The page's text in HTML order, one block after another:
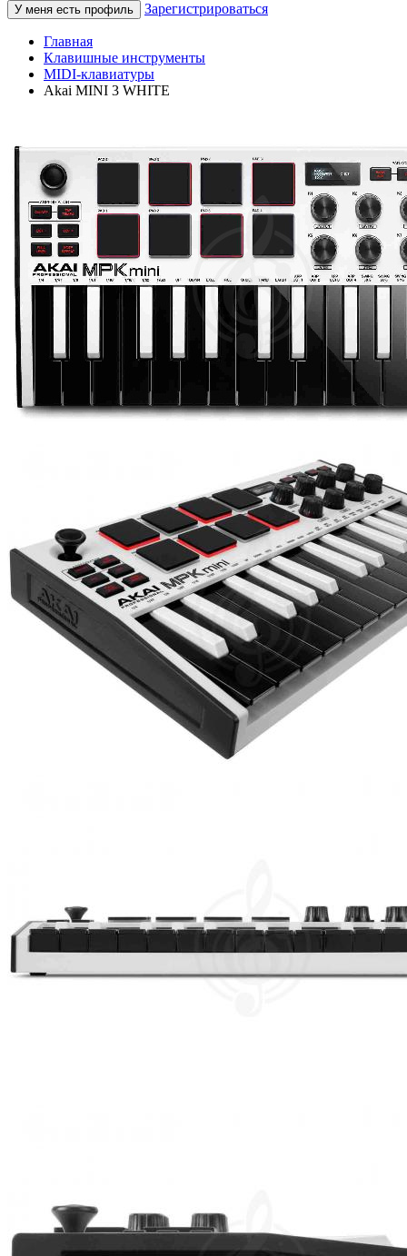
У меня есть профиль
Зарегистрироваться
Главная
Клавишные инструменты
MIDI-клавиатуры
Akai MINI 3 WHITE